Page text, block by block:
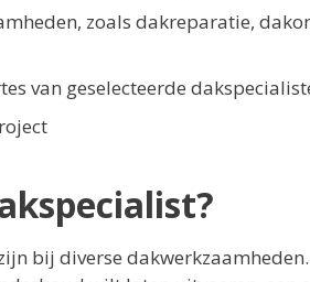
zoals dakreparatie,
van geselecteerde
bij diverse